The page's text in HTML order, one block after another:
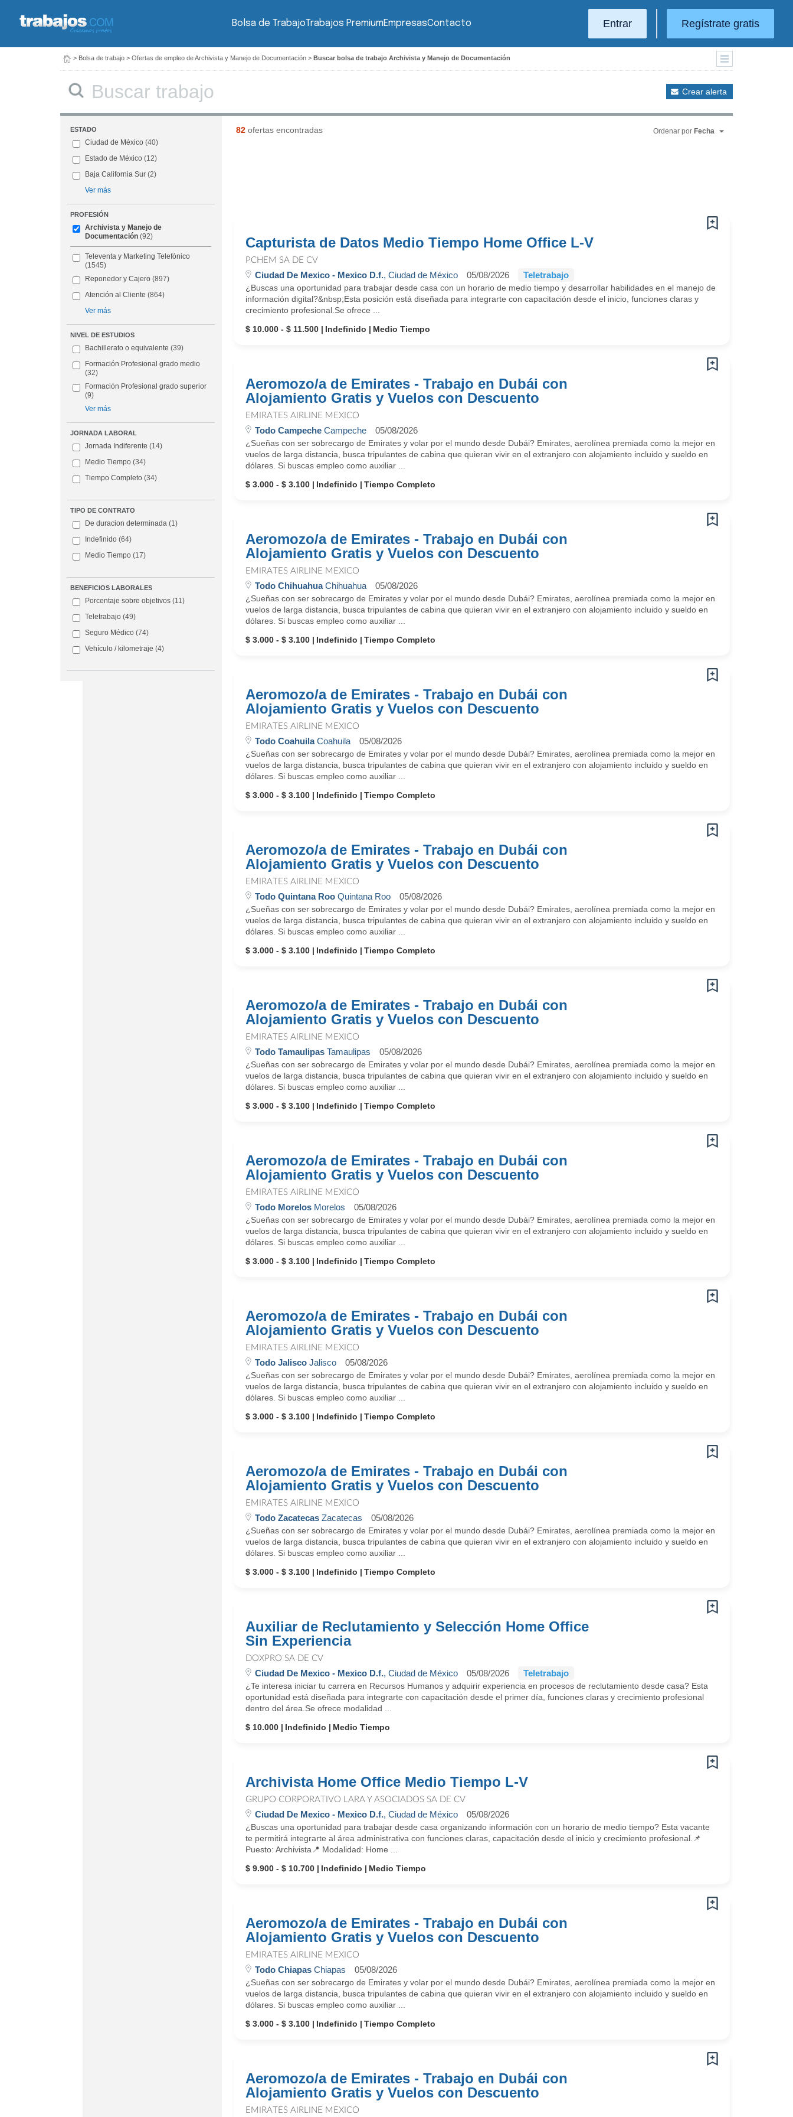
Bolsa de TrabajoTrabajos PremiumEmpresasContacto Entrar Regístrate gratis
> Bolsa de trabajo > Ofertas de empleo de Archivista y Manejo de Documentación > Buscar bolsa de trabajo Archivista y Manejo de Documentación
Crear alerta
ESTADO
Ciudad de México (40)
Estado de México (12)
Baja California Sur (2)
Ver más
PROFESIÓN
Archivista y Manejo de
Documentación (92)
Televenta y Marketing Telefónico
(1545)
Reponedor y Cajero (897)
Atención al Cliente (864)
Ver más
NIVEL DE ESTUDIOS
Bachillerato o equivalente (39)
Formación Profesional grado medio
(32)
Formación Profesional grado superior
(9)
Ver más
JORNADA LABORAL
Jornada Indiferente (14)
Medio Tiempo (34)
Tiempo Completo (34)
TIPO DE CONTRATO
De duracion determinada (1)
Indefinido (64)
Medio Tiempo (17)
BENEFICIOS LABORALES
Porcentaje sobre objetivos (11)
Teletrabajo (49)
Seguro Médico (74)
Vehículo / kilometraje (4)
82ofertas encontradas Ordenar por Fecha
Capturista de Datos Medio Tiempo Home Office L-V
PCHEM SA DE CV
Ciudad De Mexico - Mexico D.f., Ciudad de México 05/08/2026 Teletrabajo
¿Buscas una oportunidad para trabajar desde casa con un horario de medio tiempo y desarrollar habilidades en el manejo de
información digital?&nbsp;Esta posición está diseñada para integrarte con capacitación desde el inicio, funciones claras y
crecimiento profesional.Se ofrece ...
$ 10.000 - $ 11.500
Indefinido Medio Tiempo
Aeromozo/a de Emirates - Trabajo en Dubái con
Alojamiento Gratis y Vuelos con Descuento
EMIRATES AIRLINE MEXICO
Todo CampecheCampeche 05/08/2026
¿Sueñas con ser sobrecargo de Emirates y volar por el mundo desde Dubái? Emirates, aerolínea premiada como la mejor en
vuelos de larga distancia, busca tripulantes de cabina que quieran vivir en el extranjero con alojamiento incluido y sueldo en
dólares. Si buscas empleo como auxiliar ...
$ 3.000 - $ 3.100
Indefinido Tiempo Completo
Aeromozo/a de Emirates - Trabajo en Dubái con
Alojamiento Gratis y Vuelos con Descuento
EMIRATES AIRLINE MEXICO
Todo ChihuahuaChihuahua 05/08/2026
¿Sueñas con ser sobrecargo de Emirates y volar por el mundo desde Dubái? Emirates, aerolínea premiada como la mejor en
vuelos de larga distancia, busca tripulantes de cabina que quieran vivir en el extranjero con alojamiento incluido y sueldo en
dólares. Si buscas empleo como auxiliar ...
$ 3.000 - $ 3.100
Indefinido Tiempo Completo
Aeromozo/a de Emirates - Trabajo en Dubái con
Alojamiento Gratis y Vuelos con Descuento
EMIRATES AIRLINE MEXICO
Todo CoahuilaCoahuila 05/08/2026
¿Sueñas con ser sobrecargo de Emirates y volar por el mundo desde Dubái? Emirates, aerolínea premiada como la mejor en
vuelos de larga distancia, busca tripulantes de cabina que quieran vivir en el extranjero con alojamiento incluido y sueldo en
dólares. Si buscas empleo como auxiliar ...
$ 3.000 - $ 3.100
Indefinido Tiempo Completo
Aeromozo/a de Emirates - Trabajo en Dubái con
Alojamiento Gratis y Vuelos con Descuento
EMIRATES AIRLINE MEXICO
Todo Quintana RooQuintana Roo 05/08/2026
¿Sueñas con ser sobrecargo de Emirates y volar por el mundo desde Dubái? Emirates, aerolínea premiada como la mejor en
vuelos de larga distancia, busca tripulantes de cabina que quieran vivir en el extranjero con alojamiento incluido y sueldo en
dólares. Si buscas empleo como auxiliar ...
$ 3.000 - $ 3.100
Indefinido Tiempo Completo
Aeromozo/a de Emirates - Trabajo en Dubái con
Alojamiento Gratis y Vuelos con Descuento
EMIRATES AIRLINE MEXICO
Todo TamaulipasTamaulipas 05/08/2026
¿Sueñas con ser sobrecargo de Emirates y volar por el mundo desde Dubái? Emirates, aerolínea premiada como la mejor en
vuelos de larga distancia, busca tripulantes de cabina que quieran vivir en el extranjero con alojamiento incluido y sueldo en
dólares. Si buscas empleo como auxiliar ...
$ 3.000 - $ 3.100
Indefinido Tiempo Completo
Aeromozo/a de Emirates - Trabajo en Dubái con
Alojamiento Gratis y Vuelos con Descuento
EMIRATES AIRLINE MEXICO
Todo MorelosMorelos 05/08/2026
¿Sueñas con ser sobrecargo de Emirates y volar por el mundo desde Dubái? Emirates, aerolínea premiada como la mejor en
vuelos de larga distancia, busca tripulantes de cabina que quieran vivir en el extranjero con alojamiento incluido y sueldo en
dólares. Si buscas empleo como auxiliar ...
$ 3.000 - $ 3.100
Indefinido Tiempo Completo
Aeromozo/a de Emirates - Trabajo en Dubái con
Alojamiento Gratis y Vuelos con Descuento
EMIRATES AIRLINE MEXICO
Todo JaliscoJalisco 05/08/2026
¿Sueñas con ser sobrecargo de Emirates y volar por el mundo desde Dubái? Emirates, aerolínea premiada como la mejor en
vuelos de larga distancia, busca tripulantes de cabina que quieran vivir en el extranjero con alojamiento incluido y sueldo en
dólares. Si buscas empleo como auxiliar ...
$ 3.000 - $ 3.100
Indefinido Tiempo Completo
Aeromozo/a de Emirates - Trabajo en Dubái con
Alojamiento Gratis y Vuelos con Descuento
EMIRATES AIRLINE MEXICO
Todo ZacatecasZacatecas 05/08/2026
¿Sueñas con ser sobrecargo de Emirates y volar por el mundo desde Dubái? Emirates, aerolínea premiada como la mejor en
vuelos de larga distancia, busca tripulantes de cabina que quieran vivir en el extranjero con alojamiento incluido y sueldo en
dólares. Si buscas empleo como auxiliar ...
$ 3.000 - $ 3.100
Indefinido Tiempo Completo
Auxiliar de Reclutamiento y Selección Home Office
Sin Experiencia
DOXPRO SA DE CV
Ciudad De Mexico - Mexico D.f., Ciudad de México 05/08/2026 Teletrabajo
¿Te interesa iniciar tu carrera en Recursos Humanos y adquirir experiencia en procesos de reclutamiento desde casa? Esta
oportunidad está diseñada para integrarte con capacitación desde el primer día, funciones claras y crecimiento profesional
dentro del área.Se ofrece modalidad ...
$ 10.000
Indefinido Medio Tiempo
Archivista Home Office Medio Tiempo L-V
GRUPO CORPORATIVO LARA Y ASOCIADOS SA DE CV
Ciudad De Mexico - Mexico D.f., Ciudad de México 05/08/2026
¿Buscas una oportunidad para trabajar desde casa organizando información con un horario de medio tiempo? Esta vacante
te permitirá integrarte al área administrativa con funciones claras, capacitación desde el inicio y crecimiento profesional.📌
Puesto: Archivista📍 Modalidad: Home ...
$ 9.900 - $ 10.700
Indefinido Medio Tiempo
Aeromozo/a de Emirates - Trabajo en Dubái con
Alojamiento Gratis y Vuelos con Descuento
EMIRATES AIRLINE MEXICO
Todo ChiapasChiapas 05/08/2026
¿Sueñas con ser sobrecargo de Emirates y volar por el mundo desde Dubái? Emirates, aerolínea premiada como la mejor en
vuelos de larga distancia, busca tripulantes de cabina que quieran vivir en el extranjero con alojamiento incluido y sueldo en
dólares. Si buscas empleo como auxiliar ...
$ 3.000 - $ 3.100
Indefinido Tiempo Completo
Aeromozo/a de Emirates - Trabajo en Dubái con
Alojamiento Gratis y Vuelos con Descuento
EMIRATES AIRLINE MEXICO